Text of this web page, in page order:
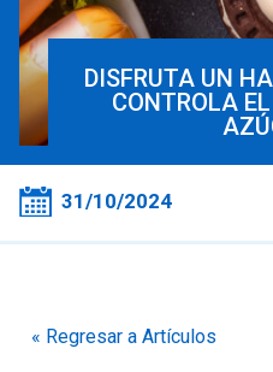
DISFRUTA UN
CONTROLA
31/10/2024
« Regresar a Artículos